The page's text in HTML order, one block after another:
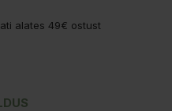
alates 49€ ostust